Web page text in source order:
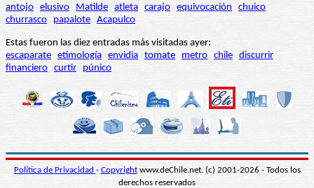
antojo elusivo Matilde atleta carajo equivocación
chuico
churrasco
papalote Acapulco
Estas fueron las diez entradas más visitadas ayer:
escaparate etimología envidia tomate metro chile discurrir
financiero curtir púnico
Política de Privacidad - Copyrightwww.deChile.net. (c) 2001-2026 - Todos los
derechos reservados